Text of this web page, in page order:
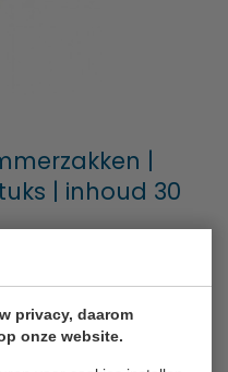
privacy, daarom
onze website.
|
| inhoud 30
- 3 werkdagen